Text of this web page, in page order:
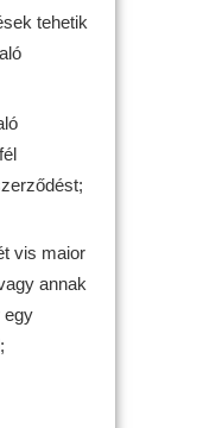
tehetik
vis maior
annak
egy